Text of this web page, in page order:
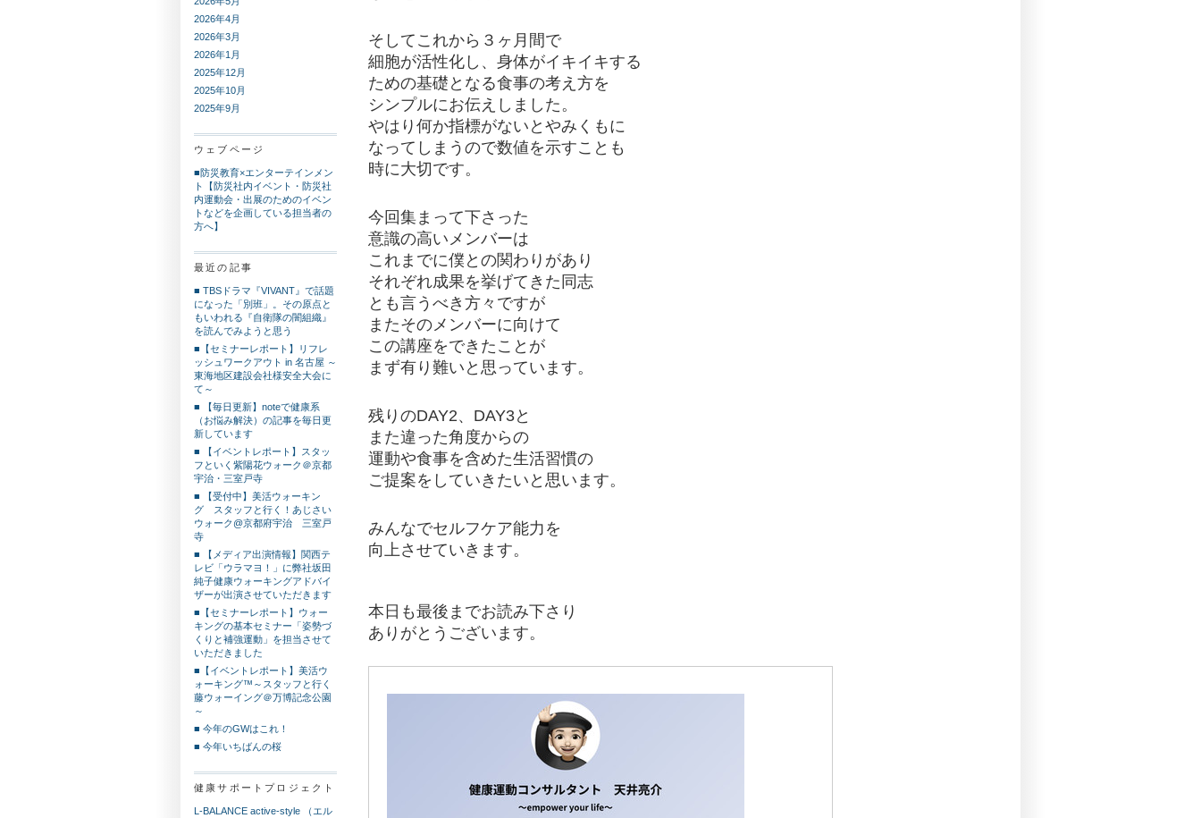
2026年4月
2026年3月
2026年1月
2025年12月
2025年10月
2025年9月
ウェブページ
■防災教育×エンターテインメン
ト【防災社内イベント・防災社
内運動会・出展のためのイベン
トなどを企画している担当者の
方へ】
最近の記事
■ TBSドラマ『VIVANT』で話題
になった「別班」。その原点と
もいわれる『自衛隊の闇組織』
を読んでみようと思う
■【セミナーレポート】リフレ
ッシュワークアウト in 名古屋 ～
東海地区建設会社様安全大会に
て～
■ 【毎日更新】noteで健康系
（お悩み解決）の記事を毎日更
新しています
■ 【イベントレポート】スタッ
フといく紫陽花ウォーク＠京都
宇治・三室戸寺
■ 【受付中】美活ウォーキン
グ スタッフと行く！あじさい
ウォーク@京都府宇治 三室戸
寺
■ 【メディア出演情報】関西テ
レビ「ウラマヨ！」に弊社坂田
純子健康ウォーキングアドバイ
ザーが出演させていただきます
■【セミナーレポート】ウォー
キングの基本セミナー「姿勢づ
くりと補強運動」を担当させて
いただきました
■【イベントレポート】美活ウ
ォーキング™～スタッフと行く
藤ウォーイング＠万博記念公園
～
■ 今年のGWはこれ！
■ 今年いちばんの桜
健康サポートプロジェクト
L-BALANCE active-style （エル
そしてこれから３ヶ月間で
細胞が活性化し、身体がイキイキする
ための基礎となる食事の考え方を
シンプルにお伝えしました。
やはり何か指標がないとやみくもに
なってしまうので数値を示すことも
時に大切です。
今回集まって下さった
意識の高いメンバーは
これまでに僕との関わりがあり
それぞれ成果を挙げてきた同志
とも言うべき方々ですが
またそのメンバーに向けて
この講座をできたことが
まず有り難いと思っています。
残りのDAY2、DAY3と
また違った角度からの
運動や食事を含めた生活習慣の
ご提案をしていきたいと思います。
みんなでセルフケア能力を
向上させていきます。
本日も最後までお読み下さり
ありがとうございます。